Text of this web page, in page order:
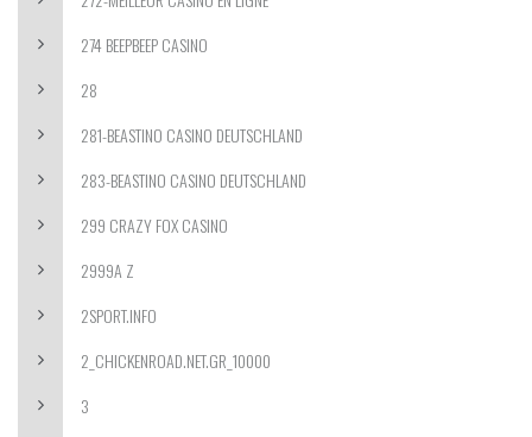
274 BEEPBEEP CASINO
28
281-BEASTINO CASINO DEUTSCHLAND
283-BEASTINO CASINO DEUTSCHLAND
299 CRAZY FOX CASINO
2999A Z
2SPORT.INFO
2_CHICKENROAD.NET.GR_10000
3